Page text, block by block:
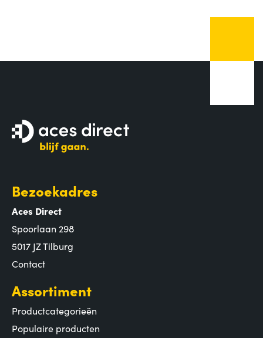
Bezoekadres
Aces Direct
Spoorlaan 298
5017 JZ Tilburg
Contact
Assortiment
Productcategorieën
Populaire producten